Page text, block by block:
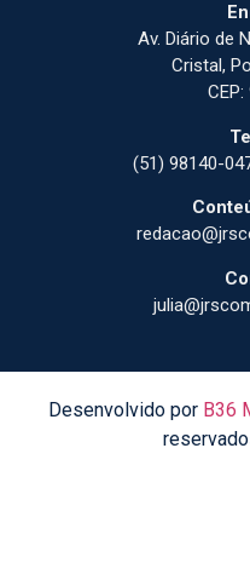
Av. Diário de
Cristal,
(51) 98140-
Desenvolvido por B36